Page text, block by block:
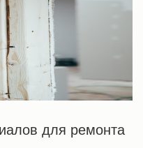
для ремонта